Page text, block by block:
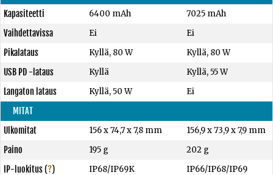
Kapasiteetti
6400 mAh
7025 mAh
Vaihdettavissa
Ei
Ei
Pikalataus
Kyllä, 80 W
Kyllä, 80 W
USB PD -lataus
Kyllä
Kyllä, 55 W
Langaton lataus
Kyllä, 50 W
Ei
MITAT
Ulkomitat
156 x 74,7 x 7,8 mm
156,9 x 73,9 x 7,9 mm
Paino
195 g
202 g
IP-luokitus(?) IP68/IP69K
IP66/IP68/IP69